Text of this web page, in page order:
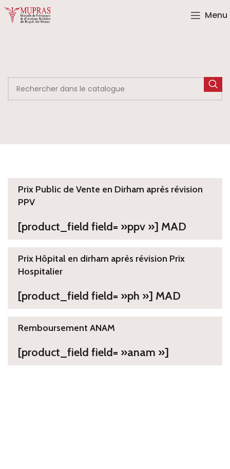
Menu
Prix Public de Vente en Dirham après révision
PPV
[product_field field= »ppv »] MAD
Prix Hôpital en dirham après révision Prix
Hospitalier
[product_field field= »ph »] MAD
Remboursement ANAM
[product_field field= »anam »]